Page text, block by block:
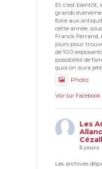
Et c'est bientôt,
grands
foire aux
cette année,
Franck Ferrand,
jours pour
de 100
possibilité de
quoi on aura
Photo
Voir sur Facebook
Les
5 jours
Les archives